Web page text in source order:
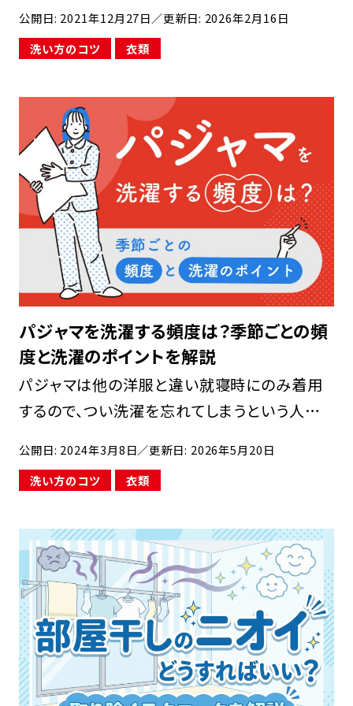
にできるシミ。洋服だけでなくカーペットやマッ
トレス、壁のクロスなどにつくとずっとシミを気
公開日: 2021年12月27日／更新日: 2026年2月16日
洗い方のコツ
衣類
パジャマを洗濯する頻度は？季節ごとの頻
度と洗濯のポイントを解説
パジャマは他の洋服と違い就寝時にのみ着用
するので、つい洗濯を忘れてしまうという人も
約コップ1杯分の汗をかくと言われています。ま
た、パジャマを着用するごとに皮脂も付着する
公開日: 2024年3月8日／更新日: 2026年5月20日
洗い方のコツ
衣類